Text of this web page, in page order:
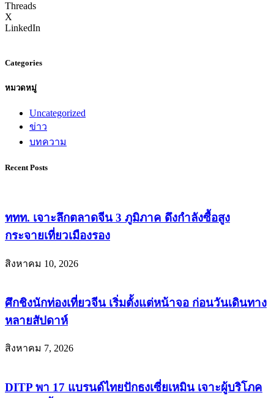
Threads
X
LinkedIn
Categories
หมวดหมู่
Uncategorized
ข่าว
บทความ
Recent Posts
ททท. เจาะลึกตลาดจีน 3 ภูมิภาค ดึงกำลังซื้อสูง
กระจายเที่ยวเมืองรอง
สิงหาคม 10, 2026
ศึกชิงนักท่องเที่ยวจีน เริ่มตั้งแต่หน้าจอ ก่อนวันเดินทาง
หลายสัปดาห์
สิงหาคม 7, 2026
DITP พา 17 แบรนด์ไทยปักธงเซี่ยเหมิน เจาะผู้บริโภค